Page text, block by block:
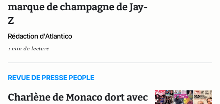
marque de champagne de Jay-
Z
Rédaction d'Atlantico
1 min de lecture
REVUE DE PRESSE PEOPLE
Charlène de Monaco dort avec